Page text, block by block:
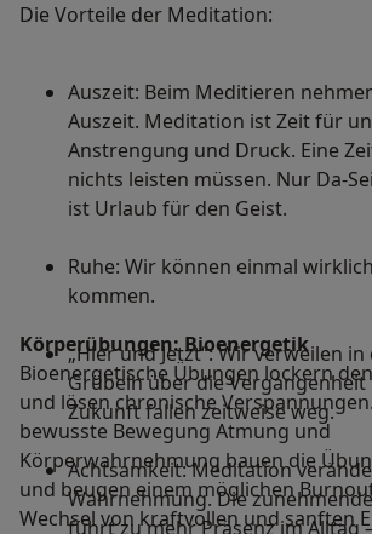
Die Vorteile der Meditation:
Auszeit: Beim Meditieren
Auszeit. Meditation ist Zeit für
Anstrengung und Druck. Eine
nichts leisten müssen. Nur Da-
ist Urlaub für den Geist.
Ruhe: Wir können einmal
kommen.
„Hier und Jetzt“: Wir verweilen
Grübeln über die
Zukunft fallen zeitweise weg.
Achtsamkeit: Meditation
Wahrnehmung. Die
führt zu mehr Präsenz im Alltag
Körperübungen: Bioenergetik
Bioenergetische Übungen lockern
und lösen chronische
bewusste Bewegung Atmung und
Körperwahrnehmung bauen die
und beugen einem möglichen
Wechsel von kraftvollen und sanften